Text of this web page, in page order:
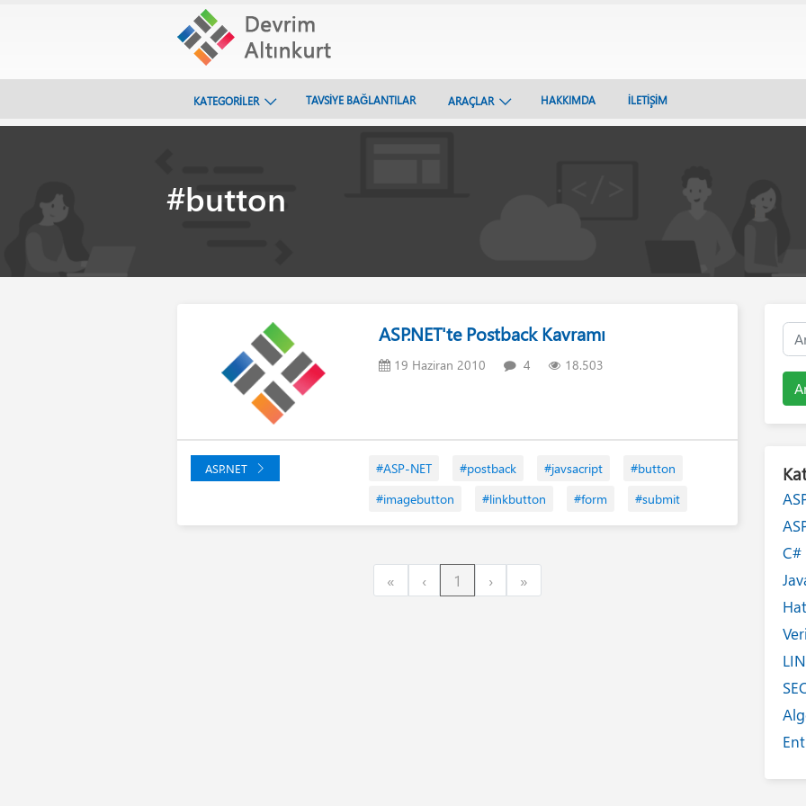
KATEGORİLER TAVSİYE BAĞLANTILAR ARAÇLAR HAKKIMDA İLETİŞİM
#button
ASP.NET'te Postback Kavramı
19 Haziran 2010 4 18.503
ASP.NET #ASP-NET #postback #javsacript
#button
#imagebutton
#linkbutton #form #submit
« ‹Previous
1 ›Next»
C#